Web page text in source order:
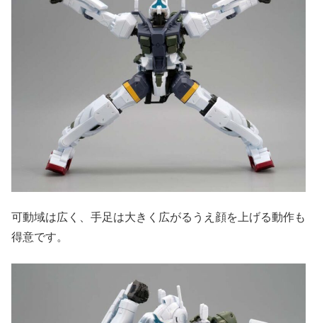
可動域は広く、手足は大きく広がるうえ顔を上げる動作も
得意です。